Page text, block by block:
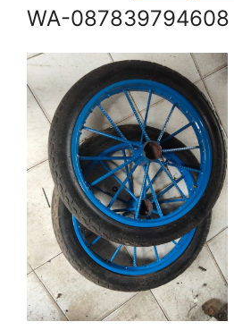
WA-087839794608